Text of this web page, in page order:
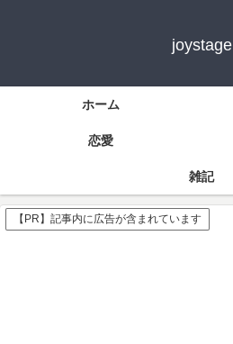
joystage
ホーム
恋愛
雑記
【PR】記事内に広告が含まれています